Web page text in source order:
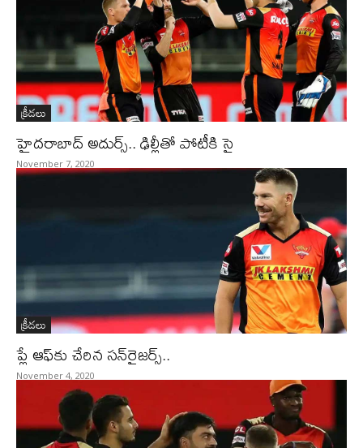
క్రీడలు
హైదరాబాద్‌ అదుర్స్‌.. ఢిల్లీతో పోటీకి సై
November 7, 2020
క్రీడలు
ప్లే ఆఫ్‌కు చేరిన సన్‌రైజర్స్‌..
November 4, 2020